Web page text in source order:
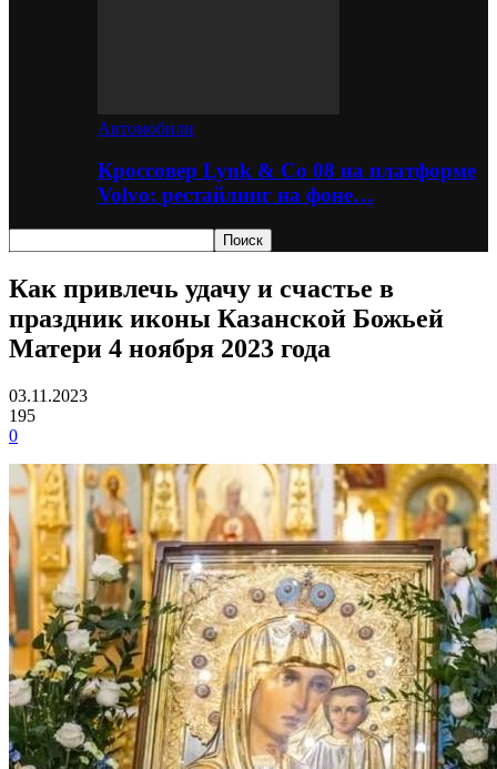
Автомобили
Кроссовер Lynk & Co 08 на платформе
Volvo: рестайлинг на фоне…
Как привлечь удачу и счастье в
праздник иконы Казанской Божьей
Матери 4 ноября 2023 года
03.11.2023
195
0